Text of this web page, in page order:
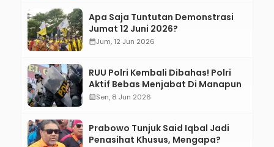
Apa Saja Tuntutan Demonstrasi
Jumat 12 Juni 2026?
calendar_monthJum, 12 Jun 2026
RUU Polri Kembali Dibahas! Polri
Aktif Bebas Menjabat Di Manapun
calendar_monthSen, 8 Jun 2026
Prabowo Tunjuk Said Iqbal Jadi
Penasihat Khusus, Mengapa?